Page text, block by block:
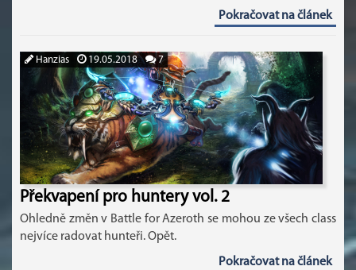
Pokračovat na článek
Hanzias 19.05.2018 7
Překvapení pro huntery vol. 2
Ohledně změn v Battle for Azeroth se mohou ze všech class
nejvíce radovat hunteři. Opět.
Pokračovat na článek